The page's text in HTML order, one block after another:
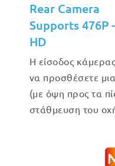
Rear Camera
Supports 476P
HD
Η είσοδος
να προσθέσετε
(με όψη προς τα
στάθμευση του